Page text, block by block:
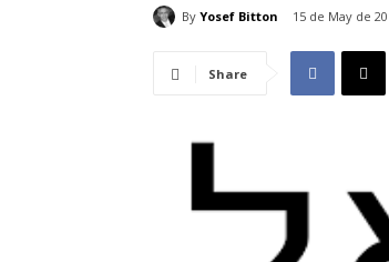
By Yosef Bitton 15 de May de
Share